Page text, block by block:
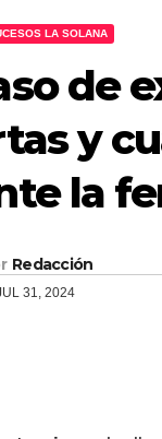
LA SOLANA
de
y
la
Redacción
31, 2024